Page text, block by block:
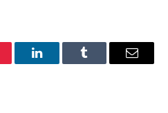
LinkedInTumblr Email